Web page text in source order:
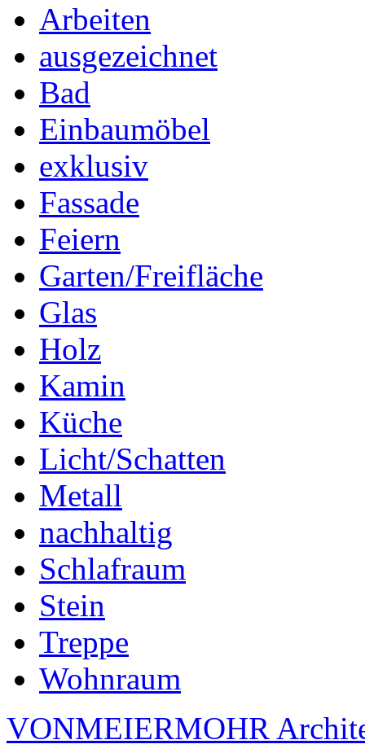
Arbeiten
ausgezeichnet
Bad
Einbaumöbel
exklusiv
Fassade
Feiern
Garten/Freifläche
Glas
Holz
Kamin
Küche
Licht/Schatten
Metall
nachhaltig
Schlafraum
Stein
Treppe
Wohnraum
VONMEIERMOHR